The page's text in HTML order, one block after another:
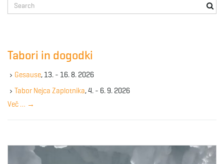
e
e
y
w
r
Tabori in dogodki
Gesause, 13. - 16. 8. 2026
Tabor Nejca Zaplotnika, 4. - 6. 9. 2026
Več … →